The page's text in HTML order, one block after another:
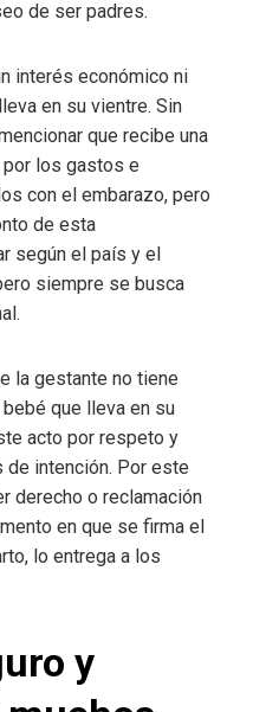
de ser padres.
interés económico ni
en su vientre. Sin
que recibe una
los gastos e
con el embarazo, pero
de esta
según el país y el
siempre se busca
la gestante no tiene
que lleva en su
acto por respeto y
de intención. Por este
derecho o reclamación
en que se firma el
lo entrega a los
y